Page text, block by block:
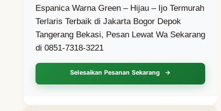
Espanica Warna Green – Hijau – Ijo Termurah
Terlaris Terbaik di Jakarta Bogor Depok
Tangerang Bekasi, Pesan Lewat Wa Sekarang
di 0851-7318-3221
Selesaikan Pesanan Sekarang